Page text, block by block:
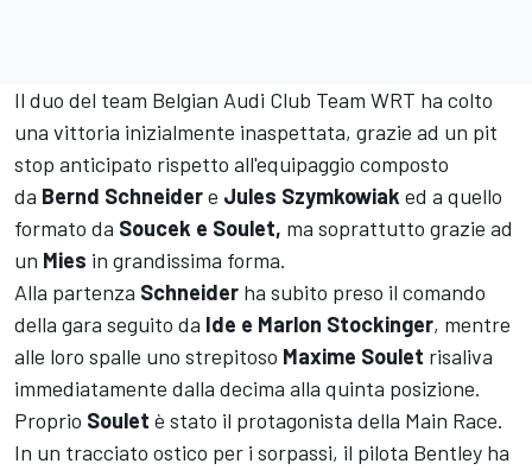
Il duo del team Belgian Audi Club Team WRT ha colto
una vittoria inizialmente inaspettata, grazie ad un pit
stop anticipato rispetto all'equipaggio composto
da Bernd Schneidere Jules Szymkowiak ed a quello
formato da Soucek e Soulet, ma soprattutto grazie ad
un Mies in grandissima forma.
Alla partenza Schneider ha subito preso il comando
della gara seguito da Ide e Marlon Stockinger, mentre
alle loro spalle uno strepitoso Maxime Soulet risaliva
immediatamente dalla decima alla quinta posizione.
Proprio Soulet è stato il protagonista della Main Race.
In un tracciato ostico per i sorpassi, il pilota Bentley ha